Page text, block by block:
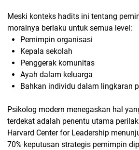
Meski konteks hadits ini tentang
moralnya berlaku untuk semua level:
Pemimpin organisasi
Kepala sekolah
Penggerak komunitas
Ayah dalam keluarga
Bahkan individu dalam lingkaran
Psikolog modern menegaskan hal
terdekat adalah penentu utama
Harvard Center for Leadership
70% keputusan strategis pemimpin